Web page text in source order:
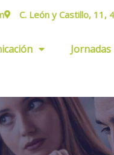
C. León y Castillo, 11,
Jornadas